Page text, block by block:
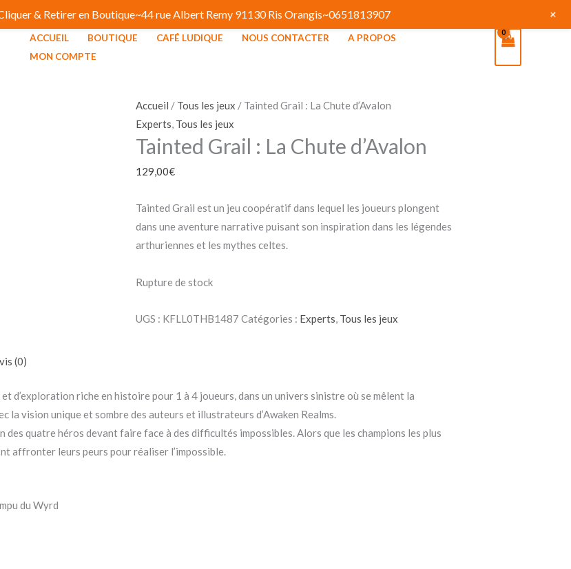
ACCUEIL BOUTIQUE CAFÉ LUDIQUE NOUS CONTACTER
A PROPOS
MON COMPTE
Accueil / Tous les jeux / Tainted Grail : La Chute d’Avalon
Experts, Tous les jeux
Tainted Grail : La Chute d’Avalon
129,00€
Tainted Grail est un jeu coopératif dans lequel les joueurs plongent
dans une aventure narrative puisant son inspiration dans les légendes
arthuriennes et les mythes celtes.
Rupture de stock
UGS : KFLL0THB1487 Catégories : Experts, Tous les jeux
(0)
d’exploration riche en histoire pour 1 à 4 joueurs, dans un univers sinistre où se mêlent la
vision unique et sombre des auteurs et illustrateurs d’Awaken Realms.
des quatre héros devant faire face à des difficultés impossibles. Alors que les champions les plus
affronter leurs peurs pour réaliser l’impossible.
du Wyrd
& Retirer en Boutique~44 rue Albert Remy 91130 Ris Orangis~0651813907 +